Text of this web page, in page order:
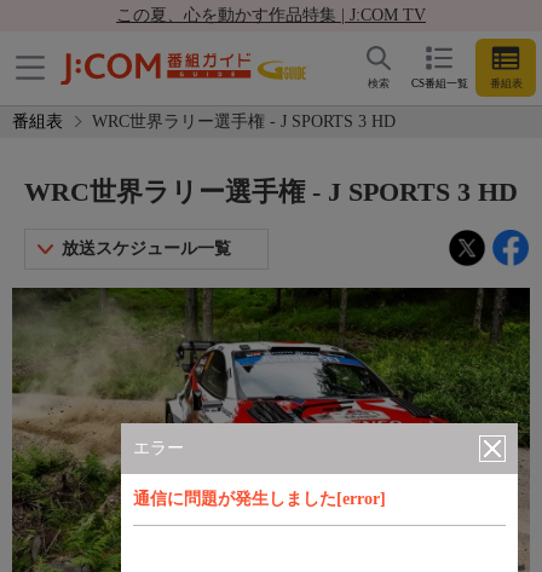
この夏、心を動かす作品特集 | J:COM TV
CS番組一覧 番組表
検索
番組表 WRC世界ラリー選手権 - J SPORTS 3 HD
エラー
通信に問題が発生しました[error]
WRC世界ラリー選手権 - J SPORTS 3 HD
放送スケジュール一覧